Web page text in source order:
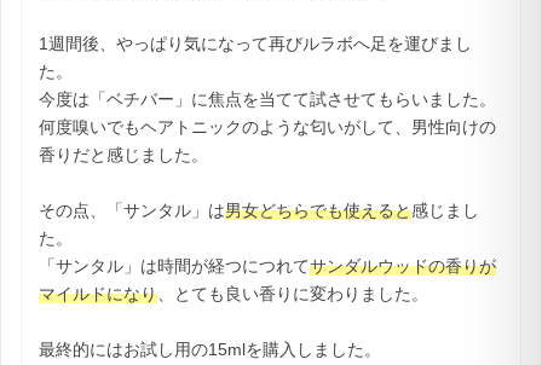
1週間後、やっぱり気になって再びルラボへ足を運びまし
た。
今度は「ベチバー」に焦点を当てて試させてもらいました。
何度嗅いでもヘアトニックのような匂いがして、男性向けの
香りだと感じました。
その点、「サンタル」は男女どちらでも使えると感じまし
た。
「サンタル」は時間が経つにつれてサンダルウッドの香りが
マイルドになり 、とても良い香りに変わりました。
最終的にはお試し用の15mlを購入しました。